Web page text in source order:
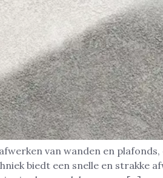
van wanden en
biedt een snelle en